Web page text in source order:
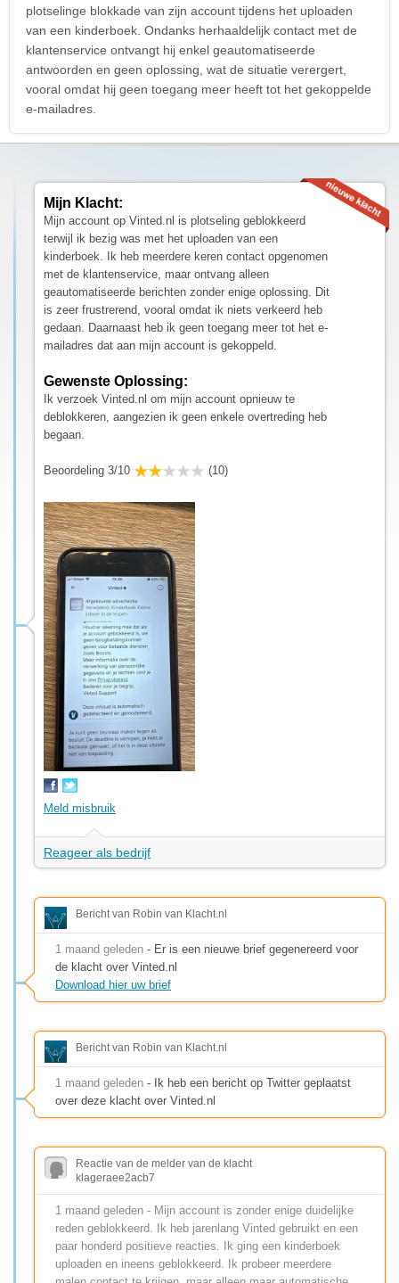
plotselinge blokkade van zijn account tijdens het uploaden
van een kinderboek. Ondanks herhaaldelijk contact met de
klantenservice ontvangt hij enkel geautomatiseerde
antwoorden en geen oplossing, wat de situatie verergert,
vooral omdat hij geen toegang meer heeft tot het gekoppelde
e-mailadres.
Mijn Klacht:
Mijn account op Vinted.nl is plotseling geblokkeerd
terwijl ik bezig was met het uploaden van een
kinderboek. Ik heb meerdere keren contact opgenomen
met de klantenservice, maar ontvang alleen
geautomatiseerde berichten zonder enige oplossing. Dit
is zeer frustrerend, vooral omdat ik niets verkeerd heb
gedaan. Daarnaast heb ik geen toegang meer tot het e-
mailadres dat aan mijn account is gekoppeld.
Gewenste Oplossing:
Ik verzoek Vinted.nl om mijn account opnieuw te
deblokkeren, aangezien ik geen enkele overtreding heb
begaan.
Beoordeling 3/10 (10)
Meld misbruik
Reageer als bedrijf
Bericht van Robin van Klacht.nl
1 maand geleden - Er is een nieuwe brief gegenereerd voor
de klacht over Vinted.nl
Download hier uw brief
Bericht van Robin van Klacht.nl
1 maand geleden - Ik heb een bericht op Twitter geplaatst
over deze klacht over Vinted.nl
Reactie van de melder van de klacht
klageraee2acb7
1 maand geleden - Mijn account is zonder enige duidelijke
reden geblokkeerd. Ik heb jarenlang Vinted gebruikt en een
paar honderd positieve reacties. Ik ging een kinderboek
uploaden en ineens geblokkeerd. Ik probeer meerdere